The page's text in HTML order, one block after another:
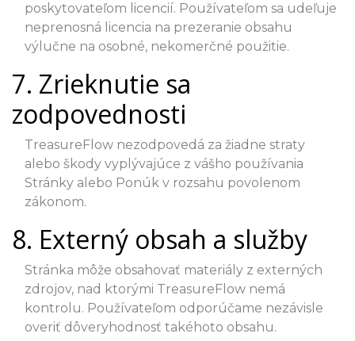
poskytovateľom licencií. Používateľom sa udeľuje
neprenosná licencia na prezeranie obsahu
výlučne na osobné, nekomerčné použitie.
7. Zrieknutie sa
zodpovednosti
TreasureFlow nezodpovedá za žiadne straty
alebo škody vyplývajúce z vášho používania
Stránky alebo Ponúk v rozsahu povolenom
zákonom.
8. Externý obsah a služby
Stránka môže obsahovať materiály z externých
zdrojov, nad ktorými TreasureFlow nemá
kontrolu. Používateľom odporúčame nezávisle
overiť dôveryhodnosť takéhoto obsahu.